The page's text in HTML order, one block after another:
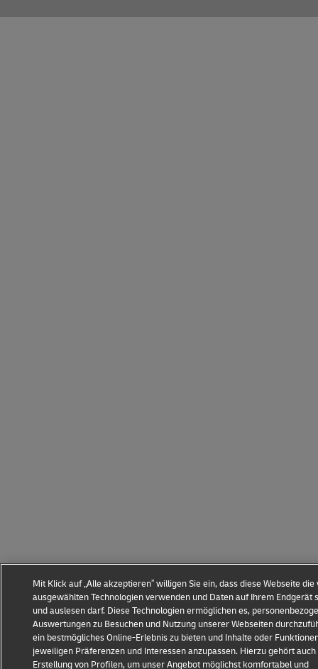
Mit Klick auf „Alle akzeptieren” willigen Sie ein, dass diese Webseite die
ausgewählten Technologien verwenden und Daten auf Ihrem Endgerät
und auslesen darf. Diese Technologien ermöglichen es,
Auswertungen zu Besuchen und Nutzung unserer Webseiten
ein bestmögliches Online-Erlebnis zu bieten und Inhalte oder
jeweiligen Präferenzen und Interessen anzupassen. Hierzu gehört auch
Erstellung von Profilen, um unser Angebot möglichst komfortabel und